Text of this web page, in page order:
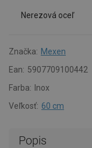
Nerezová oceľ
Značka: Mexen
Ean: 5907709100442
Farba:
Inox
Veľkosť: 60 cm
Popis